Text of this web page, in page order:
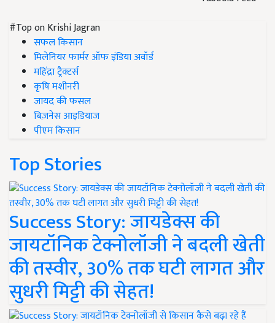
#Top on Krishi Jagran
सफल किसान
मिलेनियर फार्मर ऑफ इंडिया अवॉर्ड
महिंद्रा ट्रैक्टर्स
कृषि मशीनरी
जायद की फसल
बिज़नेस आइडियाज
पीएम किसान
Top Stories
Success Story: जायडेक्स की
जायटॉनिक टेक्नोलॉजी ने बदली खेती
की तस्वीर, 30% तक घटी लागत और
सुधरी मिट्टी की सेहत!